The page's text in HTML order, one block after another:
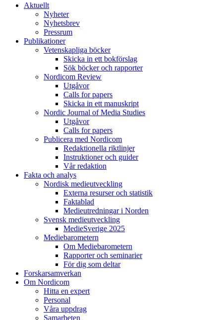
Aktuellt
Nyheter
Nyhetsbrev
Pressrum
Publikationer
Vetenskapliga böcker
Skicka in ett bokförslag
Sök böcker och rapporter
Nordicom Review
Utgåvor
Calls for papers
Skicka in ett manuskript
Nordic Journal of Media Studies
Utgåvor
Calls for papers
Publicera med Nordicom
Redaktionella riktlinjer
Instruktioner och guider
Vår redaktion
Fakta och analys
Nordisk medieutveckling
Externa resurser och statistik
Faktablad
Medieutredningar i Norden
Svensk medieutveckling
MedieSverige 2025
Mediebarometern
Om Mediebarometern
Rapporter och seminarier
För dig som deltar
Forskarsamverkan
Om Nordicom
Hitta en expert
Personal
Våra uppdrag
Samarbeten